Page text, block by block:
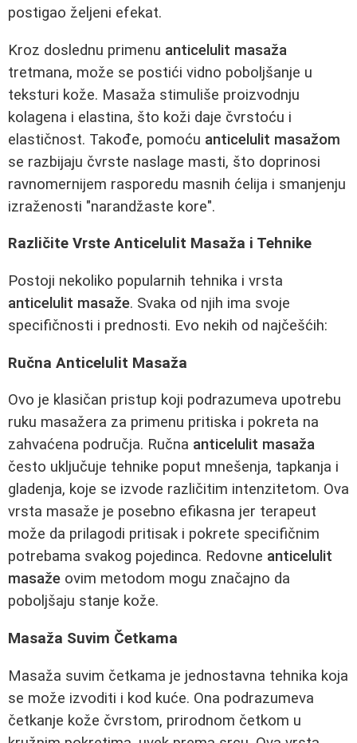
postigao željeni efekat.
Kroz doslednu primenu anticelulit masaža
tretmana, može se postići vidno poboljšanje u
teksturi kože. Masaža stimuliše proizvodnju
kolagena i elastina, što koži daje čvrstoću i
elastičnost. Takođe, pomoću anticelulit masažom
se razbijaju čvrste naslage masti, što doprinosi
ravnomernijem rasporedu masnih ćelija i smanjenju
izraženosti "narandžaste kore".
Različite Vrste Anticelulit Masaža i Tehnike
Postoji nekoliko popularnih tehnika i vrsta
anticelulit masaže. Svaka od njih ima svoje
specifičnosti i prednosti. Evo nekih od najčešćih:
Ručna Anticelulit Masaža
Ovo je klasičan pristup koji podrazumeva upotrebu
ruku masažera za primenu pritiska i pokreta na
zahvaćena područja. Ručna anticelulit masaža
često uključuje tehnike poput mnešenja, tapkanja i
gladenja, koje se izvode različitim intenzitetom. Ova
vrsta masaže je posebno efikasna jer terapeut
može da prilagodi pritisak i pokrete specifičnim
potrebama svakog pojedinca. Redovne anticelulit
masaže ovim metodom mogu značajno da
poboljšaju stanje kože.
Masaža Suvim Četkama
Masaža suvim četkama je jednostavna tehnika koja
se može izvoditi i kod kuće. Ona podrazumeva
četkanje kože čvrstom, prirodnom četkom u